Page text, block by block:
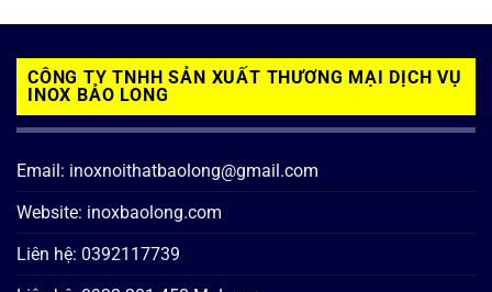
CÔNG TY TNHH SẢN XUẤT THƯƠNG MẠI DỊCH VỤ
INOX BẢO LONG
Email: inoxnoithatbaolong@gmail.com
Website: inoxbaolong.com
Liên hệ: 0392117739